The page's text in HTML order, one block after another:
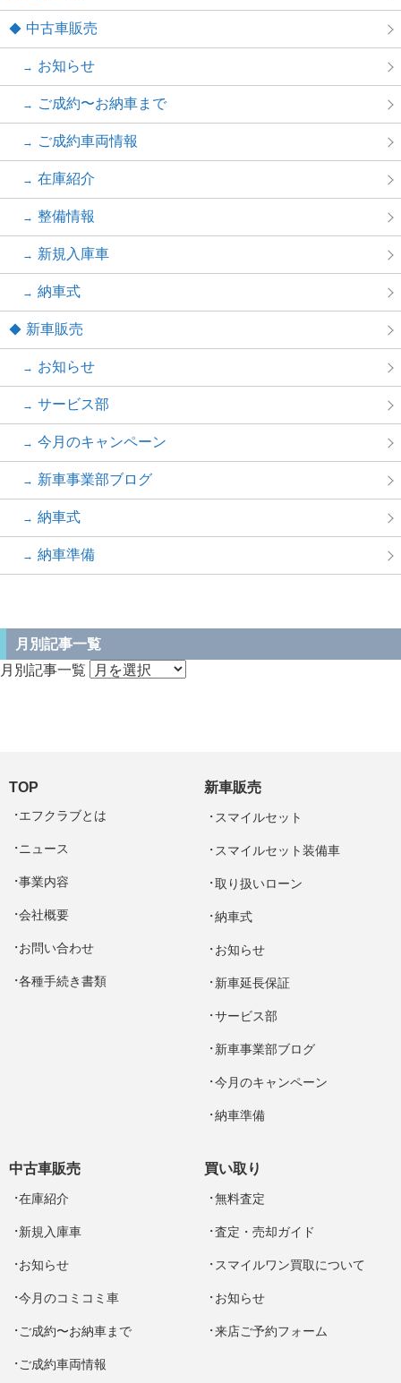
中古車販売
お知らせ
ご成約〜お納車まで
ご成約車両情報
在庫紹介
整備情報
新規入庫車
納車式
新車販売
お知らせ
サービス部
今月のキャンペーン
新車事業部ブログ
納車式
納車準備
月別記事一覧
月別記事一覧
TOP
エフクラブとは
ニュース
事業内容
会社概要
お問い合わせ
各種手続き書類
新車販売
スマイルセット
スマイルセット装備車
取り扱いローン
納車式
お知らせ
新車延長保証
サービス部
新車事業部ブログ
今月のキャンペーン
納車準備
中古車販売
在庫紹介
新規入庫車
お知らせ
今月のコミコミ車
ご成約〜お納車まで
ご成約車両情報
買い取り
無料査定
査定・売却ガイド
スマイルワン買取について
お知らせ
来店ご予約フォーム